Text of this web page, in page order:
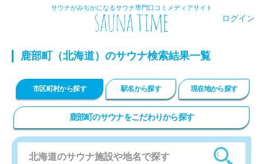
サウナがみぢかになるサウナ専門口コミメディアサイト
ログイン
鹿部町 （北海道）のサウナ検索結果一覧
市区町村から探す 駅名から探す 現在地から探す
鹿部町のサウナをこだわりから探す